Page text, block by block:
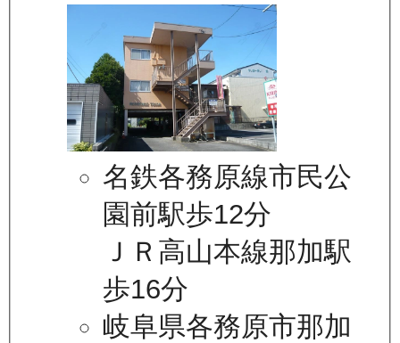
名鉄各務原線市民公
園前駅歩12分
ＪＲ高山本線那加駅
歩16分
岐阜県各務原市那加